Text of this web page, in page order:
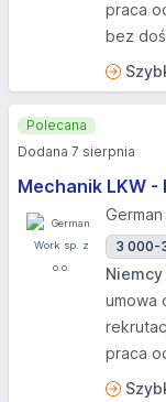
praca
bez
Mechanik LKW
3 000-
Niemcy
umowa
praca
Polecana
Dodana 7 sierpnia